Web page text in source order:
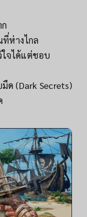
ห่างไกล
จได้แต่ชอบ
ด (Dark Secrets)